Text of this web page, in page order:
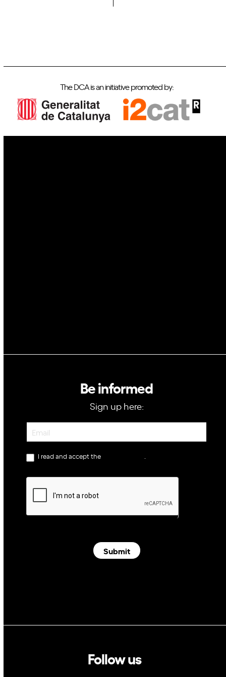
The DCA is an initiative promoted by:
Be informed
Sign up here:
Newsletter
I read and accept the
Submit
Follow us